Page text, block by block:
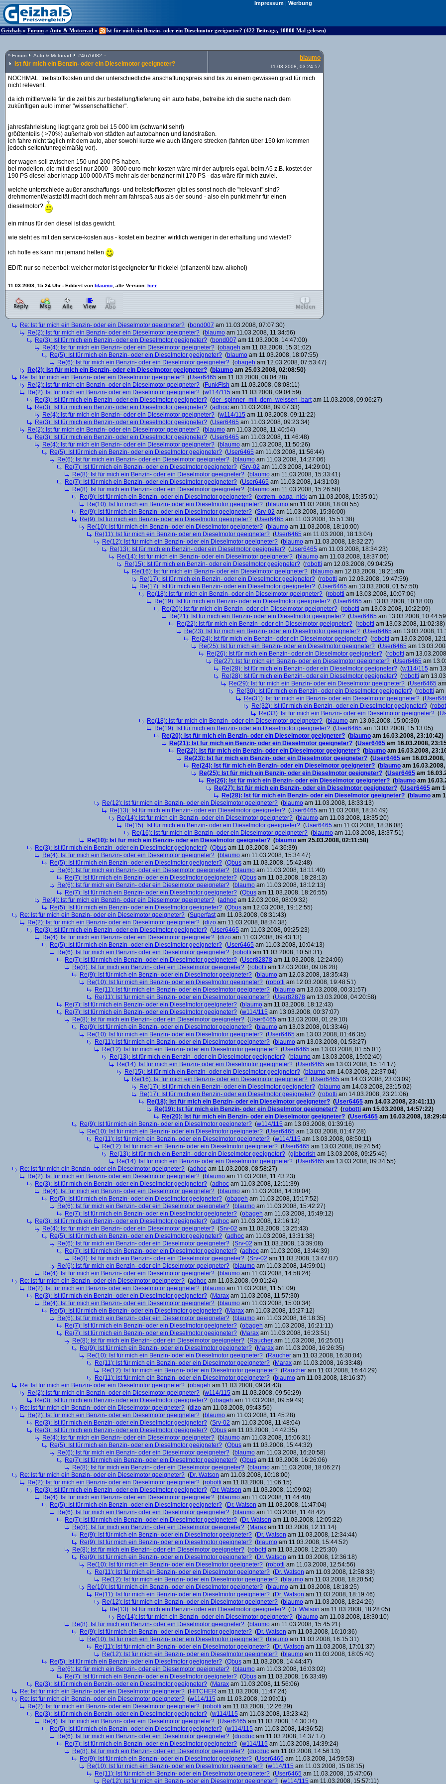
Impressum| Werbung
Geizhals » Forum » Auto & Motorrad » Ist für mich ein Benzin- oder ein Dieselmotor geeigneter? (422 Beiträge, 10800 Mal gelesen)
^ Forum Auto & Motorrad #4676082
Ist für mich ein Benzin- oder ein Dieselmotor geeigneter?
blaumo
11.03.2008, 03:24:57
NOCHMAL: treibstoffkosten und der unterschiedliche anschaffungspreis sind bis zu einem gewissen grad für mich
nicht relevant.
da ich mittlerweile für die zeit bis zur bestellung/lieferung ein auto habe, betreibe ich die suche nach dem
zukünftigen auto immer "wissenschaftlicher".
jahresfahrleistung liegt ganz grob bei 15 000 km (schwankt sehr!)
größtenteils ( >70%) außerhalb von städten auf autobahnen und landstraßen.
ich fahre nicht täglich mit dem auto, aber sowohl kurze wie auch längere strecken (fahrten über 150 km kommen
jedoch selten/unregelmäßig vor).
der wagen soll zwischen 150 und 200 PS haben.
bei modellen, die mit diesel nur 2000 - 3000 euro mehr kosten wäre mir der aufpreis egal. beim A5 z.B. kostet der
190 PS diesel aber knapp 100 000 ATS mehr als der benziner mit 170 PS - das wäre für mich zuviel.
welche unterschiede außer anschaffungs- und treibstoffkosten gibt es sonst noch die "relevant" sind?
drehmoment/elastizität macht doch mehr am fahrspaß aus als der sound - also ein punkt mehr für einen
dieselmotor?
ein minus für den diesel ist das gewicht.
wie sieht es mit den service-kosten aus - kostet ein beziner wirklich weniger in der erhaltung und wieviel?
ich hoffe es kann mir jemand helfen
EDIT: nur so nebenbei: welcher motor ist geeigneter für frickelei (pflanzenöl bzw. alkohol)
11.03.2008, 15:24 Uhr - Editiert von blaumo , alte Version: hier
Re: Ist für mich ein Benzin- oder ein Dieselmotor geeigneter? (bond007 am 11.03.2008, 07:07:30)
Re(2): Ist für mich ein Benzin- oder ein Dieselmotor geeigneter? (blaumo am 11.03.2008, 11:34:56)
Re(3): Ist für mich ein Benzin- oder ein Dieselmotor geeigneter? (bond007 am 11.03.2008, 14:47:00)
Re(4): Ist für mich ein Benzin- oder ein Dieselmotor geeigneter? (obageh am 11.03.2008, 15:31:02)
Re(5): Ist für mich ein Benzin- oder ein Dieselmotor geeigneter? (blaumo am 11.03.2008, 18:07:55)
Re(6): Ist für mich ein Benzin- oder ein Dieselmotor geeigneter? (obageh am 12.03.2008, 07:53:47)
Re(2): Ist für mich ein Benzin- oder ein Dieselmotor geeigneter? (blaumo am 25.03.2008, 02:08:50)
Re: Ist für mich ein Benzin- oder ein Dieselmotor geeigneter? (User6465 am 11.03.2008, 08:04:28)
Re(2): Ist für mich ein Benzin- oder ein Dieselmotor geeigneter? (FunkFish am 11.03.2008, 08:08:11)
Re(2): Ist für mich ein Benzin- oder ein Dieselmotor geeigneter? (w114/115 am 11.03.2008, 09:04:59)
Re(3): Ist für mich ein Benzin- oder ein Dieselmotor geeigneter? (der_spinner_mit_dem_weissen_bartam 11.03.2008, 09:06:27)
Re(3): Ist für mich ein Benzin- oder ein Dieselmotor geeigneter? (adhoc am 11.03.2008, 09:07:33)
Re(4): Ist für mich ein Benzin- oder ein Dieselmotor geeigneter? (w114/115 am 11.03.2008, 09:11:22)
Re(3): Ist für mich ein Benzin- oder ein Dieselmotor geeigneter? (User6465 am 11.03.2008, 09:23:34)
Re(2): Ist für mich ein Benzin- oder ein Dieselmotor geeigneter? (blaumo am 11.03.2008, 11:40:54)
Re(3): Ist für mich ein Benzin- oder ein Dieselmotor geeigneter? (User6465 am 11.03.2008, 11:46:48)
Re(4): Ist für mich ein Benzin- oder ein Dieselmotor geeigneter? (blaumo am 11.03.2008, 11:50:26)
Re(5): Ist für mich ein Benzin- oder ein Dieselmotor geeigneter? (User6465 am 11.03.2008, 11:56:44)
Re(6): Ist für mich ein Benzin- oder ein Dieselmotor geeigneter? (blaumo am 11.03.2008, 14:27:06)
Re(7): Ist für mich ein Benzin- oder ein Dieselmotor geeigneter? (Srv-02 am 11.03.2008, 14:29:01)
Re(8): Ist für mich ein Benzin- oder ein Dieselmotor geeigneter? (blaumo am 11.03.2008, 15:33:41)
Re(7): Ist für mich ein Benzin- oder ein Dieselmotor geeigneter? (User6465 am 11.03.2008, 14:31:03)
Re(8): Ist für mich ein Benzin- oder ein Dieselmotor geeigneter? (blaumo am 11.03.2008, 15:26:58)
Re(9): Ist für mich ein Benzin- oder ein Dieselmotor geeigneter? (extrem_oaga_nick am 11.03.2008, 15:35:01)
Re(10): Ist für mich ein Benzin- oder ein Dieselmotor geeigneter? (blaumo am 11.03.2008, 18:08:55)
Re(9): Ist für mich ein Benzin- oder ein Dieselmotor geeigneter? (Srv-02 am 11.03.2008, 15:36:00)
Re(9): Ist für mich ein Benzin- oder ein Dieselmotor geeigneter? (User6465 am 11.03.2008, 15:51:38)
Re(10): Ist für mich ein Benzin- oder ein Dieselmotor geeigneter? (blaumo am 11.03.2008, 18:10:00)
Re(11): Ist für mich ein Benzin- oder ein Dieselmotor geeigneter? (User6465 am 11.03.2008, 18:13:04)
Re(12): Ist für mich ein Benzin- oder ein Dieselmotor geeigneter? (blaumo am 11.03.2008, 18:32:27)
Re(13): Ist für mich ein Benzin- oder ein Dieselmotor geeigneter? (User6465 am 11.03.2008, 18:34:23)
Re(14): Ist für mich ein Benzin- oder ein Dieselmotor geeigneter? (blaumo am 11.03.2008, 18:37:06)
Re(15): Ist für mich ein Benzin- oder ein Dieselmotor geeigneter? (robotti am 12.03.2008, 09:04:25)
Re(16): Ist für mich ein Benzin- oder ein Dieselmotor geeigneter? (blaumo am 12.03.2008, 18:21:40)
Re(17): Ist für mich ein Benzin- oder ein Dieselmotor geeigneter? (robotti am 12.03.2008, 19:47:59)
Re(17): Ist für mich ein Benzin- oder ein Dieselmotor geeigneter? (User6465 am 13.03.2008, 01:57:50)
Re(18): Ist für mich ein Benzin- oder ein Dieselmotor geeigneter? (robotti am 13.03.2008, 10:07:06)
Re(19): Ist für mich ein Benzin- oder ein Dieselmotor geeigneter? (User6465 am 13.03.2008, 10:18:00)
Re(20): Ist für mich ein Benzin- oder ein Dieselmotor geeigneter? (robotti am 13.03.2008, 10:22:09)
Re(21): Ist für mich ein Benzin- oder ein Dieselmotor geeigneter? (User6465 am 13.03.2008,
Re(22): Ist für mich ein Benzin- oder ein Dieselmotor geeigneter? (robotti am 13.03.2008, 11:02:38)
Re(23): Ist für mich ein Benzin- oder ein Dieselmotor geeigneter? (User6465 am 13.03.2008,
Re(24): Ist für mich ein Benzin- oder ein Dieselmotor geeigneter? (robotti am 13.03.2008,
Re(25): Ist für mich ein Benzin- oder ein Dieselmotor geeigneter? (User6465 am
Re(26): Ist für mich ein Benzin- oder ein Dieselmotor geeigneter? (robotti am
Re(27): Ist für mich ein Benzin- oder ein Dieselmotor geeigneter? (User6465 am
Re(28): Ist für mich ein Benzin- oder ein Dieselmotor geeigneter? (w114/115 am
Re(28): Ist für mich ein Benzin- oder ein Dieselmotor geeigneter? (robotti am
Re(29): Ist für mich ein Benzin- oder ein Dieselmotor geeigneter? (User6465
Re(30): Ist für mich ein Benzin- oder ein Dieselmotor geeigneter? (robotti am
Re(31): Ist für mich ein Benzin- oder ein Dieselmotor geeigneter? (
Re(32): Ist für mich ein Benzin- oder ein Dieselmotor geeigneter? (
Re(33): Ist für mich ein Benzin- oder ein Dieselmotor geeigneter? (
Re(18): Ist für mich ein Benzin- oder ein Dieselmotor geeigneter? (blaumo am 13.03.2008, 15:00:30)
Re(19): Ist für mich ein Benzin- oder ein Dieselmotor geeigneter? (User6465 am 13.03.2008, 15:13:05)
Re(20): Ist für mich ein Benzin- oder ein Dieselmotor geeigneter? (blaumo am 16.03.2008, 23:10:42)
Re(21): Ist für mich ein Benzin- oder ein Dieselmotor geeigneter? (User6465 am 16.03.2008,
Re(22): Ist für mich ein Benzin- oder ein Dieselmotor geeigneter? (blaumo am 16.03.2008,
Re(23): Ist für mich ein Benzin- oder ein Dieselmotor geeigneter? (User6465 am
Re(24): Ist für mich ein Benzin- oder ein Dieselmotor geeigneter? (blaumo am
Re(25): Ist für mich ein Benzin- oder ein Dieselmotor geeigneter? (User6465 am
Re(26): Ist für mich ein Benzin- oder ein Dieselmotor geeigneter? (blaumo am
Re(27): Ist für mich ein Benzin- oder ein Dieselmotor geeigneter? (User6465 am
Re(28): Ist für mich ein Benzin- oder ein Dieselmotor geeigneter? (blaumo am
Re(12): Ist für mich ein Benzin- oder ein Dieselmotor geeigneter? (blaumo am 11.03.2008, 18:33:13)
Re(13): Ist für mich ein Benzin- oder ein Dieselmotor geeigneter? (User6465 am 11.03.2008, 18:34:49)
Re(14): Ist für mich ein Benzin- oder ein Dieselmotor geeigneter? (blaumo am 11.03.2008, 18:35:20)
Re(15): Ist für mich ein Benzin- oder ein Dieselmotor geeigneter? (User6465 am 11.03.2008, 18:36:08)
Re(16): Ist für mich ein Benzin- oder ein Dieselmotor geeigneter? (blaumo am 11.03.2008, 18:37:51)
Re(10): Ist für mich ein Benzin- oder ein Dieselmotor geeigneter? (blaumo am 25.03.2008, 02:11:58)
Re(3): Ist für mich ein Benzin- oder ein Dieselmotor geeigneter? (Qbus am 11.03.2008, 14:36:39)
Re(4): Ist für mich ein Benzin- oder ein Dieselmotor geeigneter? (blaumo am 11.03.2008, 15:34:47)
Re(5): Ist für mich ein Benzin- oder ein Dieselmotor geeigneter? (Qbus am 11.03.2008, 15:42:48)
Re(6): Ist für mich ein Benzin- oder ein Dieselmotor geeigneter? (blaumo am 11.03.2008, 18:11:40)
Re(7): Ist für mich ein Benzin- oder ein Dieselmotor geeigneter? (Qbus am 11.03.2008, 18:28:13)
Re(6): Ist für mich ein Benzin- oder ein Dieselmotor geeigneter? (blaumo am 11.03.2008, 18:12:13)
Re(7): Ist für mich ein Benzin- oder ein Dieselmotor geeigneter? (Qbus am 11.03.2008, 18:26:55)
Re(4): Ist für mich ein Benzin- oder ein Dieselmotor geeigneter? (adhoc am 12.03.2008, 08:09:32)
Re(5): Ist für mich ein Benzin- oder ein Dieselmotor geeigneter? (Qbus am 12.03.2008, 19:12:55)
Re: Ist für mich ein Benzin- oder ein Dieselmotor geeigneter? (Superfastam 11.03.2008, 08:31:43)
Re(2): Ist für mich ein Benzin- oder ein Dieselmotor geeigneter? (dizo am 11.03.2008, 08:34:38)
Re(3): Ist für mich ein Benzin- oder ein Dieselmotor geeigneter? (User6465 am 11.03.2008, 09:25:23)
Re(4): Ist für mich ein Benzin- oder ein Dieselmotor geeigneter? (dizo am 11.03.2008, 09:43:13)
Re(5): Ist für mich ein Benzin- oder ein Dieselmotor geeigneter? (User6465 am 11.03.2008, 10:04:13)
Re(6): Ist für mich ein Benzin- oder ein Dieselmotor geeigneter? (robotti am 11.03.2008, 10:58:31)
Re(7): Ist für mich ein Benzin- oder ein Dieselmotor geeigneter? (User82878 am 11.03.2008, 12:24:06)
Re(8): Ist für mich ein Benzin- oder ein Dieselmotor geeigneter? (robotti am 12.03.2008, 09:06:28)
Re(9): Ist für mich ein Benzin- oder ein Dieselmotor geeigneter? (blaumo am 12.03.2008, 18:35:43)
Re(10): Ist für mich ein Benzin- oder ein Dieselmotor geeigneter? (robotti am 12.03.2008, 19:48:51)
Re(11): Ist für mich ein Benzin- oder ein Dieselmotor geeigneter? (blaumo am 13.03.2008, 00:31:57)
Re(11): Ist für mich ein Benzin- oder ein Dieselmotor geeigneter? (User82878 am 13.03.2008, 04:20:58)
Re(7): Ist für mich ein Benzin- oder ein Dieselmotor geeigneter? (blaumo am 11.03.2008, 18:12:43)
Re(7): Ist für mich ein Benzin- oder ein Dieselmotor geeigneter? (w114/115 am 13.03.2008, 00:37:07)
Re(8): Ist für mich ein Benzin- oder ein Dieselmotor geeigneter? (User6465 am 13.03.2008, 01:29:10)
Re(9): Ist für mich ein Benzin- oder ein Dieselmotor geeigneter? (blaumo am 13.03.2008, 01:33:46)
Re(10): Ist für mich ein Benzin- oder ein Dieselmotor geeigneter? (User6465 am 13.03.2008, 01:46:35)
Re(11): Ist für mich ein Benzin- oder ein Dieselmotor geeigneter? (blaumo am 13.03.2008, 01:53:27)
Re(12): Ist für mich ein Benzin- oder ein Dieselmotor geeigneter? (User6465 am 13.03.2008, 01:55:01)
Re(13): Ist für mich ein Benzin- oder ein Dieselmotor geeigneter? (blaumo am 13.03.2008, 15:02:40)
Re(14): Ist für mich ein Benzin- oder ein Dieselmotor geeigneter? (User6465 am 13.03.2008, 15:14:17)
Re(15): Ist für mich ein Benzin- oder ein Dieselmotor geeigneter? (blaumo am 14.03.2008, 22:37:04)
Re(16): Ist für mich ein Benzin- oder ein Dieselmotor geeigneter? (User6465 am 14.03.2008, 23:03:09)
Re(17): Ist für mich ein Benzin- oder ein Dieselmotor geeigneter? (blaumo am 14.03.2008, 23:15:02)
Re(17): Ist für mich ein Benzin- oder ein Dieselmotor geeigneter? (robotti am 14.03.2008, 23:21:06)
Re(18): Ist für mich ein Benzin- oder ein Dieselmotor geeigneter? (User6465 am 14.03.2008, 23:41:11)
Re(19): Ist für mich ein Benzin- oder ein Dieselmotor geeigneter? (robotti am 15.03.2008, 14:57:22)
Re(20): Ist für mich ein Benzin- oder ein Dieselmotor geeigneter? (User6465 am 16.03.2008,
Re(9): Ist für mich ein Benzin- oder ein Dieselmotor geeigneter? (w114/115 am 13.03.2008, 01:39:16)
Re(10): Ist für mich ein Benzin- oder ein Dieselmotor geeigneter? (User6465 am 13.03.2008, 01:47:28)
Re(11): Ist für mich ein Benzin- oder ein Dieselmotor geeigneter? (w114/115 am 13.03.2008, 08:50:11)
Re(12): Ist für mich ein Benzin- oder ein Dieselmotor geeigneter? (User6465 am 13.03.2008, 09:24:54)
Re(13): Ist für mich ein Benzin- oder ein Dieselmotor geeigneter? (gibberish am 13.03.2008, 09:25:46)
Re(14): Ist für mich ein Benzin- oder ein Dieselmotor geeigneter? (User6465 am 13.03.2008, 09:34:55)
Re: Ist für mich ein Benzin- oder ein Dieselmotor geeigneter? (adhoc am 11.03.2008, 08:58:27)
Re(2): Ist für mich ein Benzin- oder ein Dieselmotor geeigneter? (blaumo am 11.03.2008, 11:43:23)
Re(3): Ist für mich ein Benzin- oder ein Dieselmotor geeigneter? (adhoc am 11.03.2008, 12:11:39)
Re(4): Ist für mich ein Benzin- oder ein Dieselmotor geeigneter? (blaumo am 11.03.2008, 14:30:04)
Re(5): Ist für mich ein Benzin- oder ein Dieselmotor geeigneter? (obageh am 11.03.2008, 15:17:52)
Re(6): Ist für mich ein Benzin- oder ein Dieselmotor geeigneter? (blaumo am 11.03.2008, 15:42:27)
Re(7): Ist für mich ein Benzin- oder ein Dieselmotor geeigneter? (obageh am 11.03.2008, 15:49:12)
Re(3): Ist für mich ein Benzin- oder ein Dieselmotor geeigneter? (adhoc am 11.03.2008, 12:16:12)
Re(4): Ist für mich ein Benzin- oder ein Dieselmotor geeigneter? (Srv-02 am 11.03.2008, 13:25:43)
Re(5): Ist für mich ein Benzin- oder ein Dieselmotor geeigneter? (adhoc am 11.03.2008, 13:31:38)
Re(6): Ist für mich ein Benzin- oder ein Dieselmotor geeigneter? (Srv-02 am 11.03.2008, 13:39:08)
Re(7): Ist für mich ein Benzin- oder ein Dieselmotor geeigneter? (adhoc am 11.03.2008, 13:44:39)
Re(8): Ist für mich ein Benzin- oder ein Dieselmotor geeigneter? (Srv-02 am 11.03.2008, 13:47:07)
Re(6): Ist für mich ein Benzin- oder ein Dieselmotor geeigneter? (blaumo am 11.03.2008, 14:59:01)
Re(4): Ist für mich ein Benzin- oder ein Dieselmotor geeigneter? (blaumo am 11.03.2008, 14:58:24)
Re: Ist für mich ein Benzin- oder ein Dieselmotor geeigneter? (adhoc am 11.03.2008, 09:01:24)
Re(2): Ist für mich ein Benzin- oder ein Dieselmotor geeigneter? (blaumo am 11.03.2008, 11:51:09)
Re(3): Ist für mich ein Benzin- oder ein Dieselmotor geeigneter? (Marax am 11.03.2008, 11:57:30)
Re(4): Ist für mich ein Benzin- oder ein Dieselmotor geeigneter? (blaumo am 11.03.2008, 15:00:34)
Re(5): Ist für mich ein Benzin- oder ein Dieselmotor geeigneter? (Marax am 11.03.2008, 15:27:12)
Re(6): Ist für mich ein Benzin- oder ein Dieselmotor geeigneter? (blaumo am 11.03.2008, 16:18:35)
Re(7): Ist für mich ein Benzin- oder ein Dieselmotor geeigneter? (obageh am 11.03.2008, 16:21:11)
Re(7): Ist für mich ein Benzin- oder ein Dieselmotor geeigneter? (Marax am 11.03.2008, 16:23:51)
Re(8): Ist für mich ein Benzin- oder ein Dieselmotor geeigneter? (Raucher am 11.03.2008, 16:25:01)
Re(9): Ist für mich ein Benzin- oder ein Dieselmotor geeigneter? (Marax am 11.03.2008, 16:26:35)
Re(10): Ist für mich ein Benzin- oder ein Dieselmotor geeigneter? (Raucher am 11.03.2008, 16:30:04)
Re(11): Ist für mich ein Benzin- oder ein Dieselmotor geeigneter? (Marax am 11.03.2008, 16:33:48)
Re(12): Ist für mich ein Benzin- oder ein Dieselmotor geeigneter? (Raucher am 11.03.2008, 16:44:29)
Re(11): Ist für mich ein Benzin- oder ein Dieselmotor geeigneter? (blaumo am 11.03.2008, 18:16:37)
Re: Ist für mich ein Benzin- oder ein Dieselmotor geeigneter? (obageh am 11.03.2008, 09:34:43)
Re(2): Ist für mich ein Benzin- oder ein Dieselmotor geeigneter? (w114/115 am 11.03.2008, 09:56:29)
Re(3): Ist für mich ein Benzin- oder ein Dieselmotor geeigneter? (obageh am 11.03.2008, 09:59:49)
Re: Ist für mich ein Benzin- oder ein Dieselmotor geeigneter? (dizo am 11.03.2008, 09:43:56)
Re(2): Ist für mich ein Benzin- oder ein Dieselmotor geeigneter? (blaumo am 11.03.2008, 11:45:28)
Re(3): Ist für mich ein Benzin- oder ein Dieselmotor geeigneter? (Srv-02 am 11.03.2008, 11:48:04)
Re(3): Ist für mich ein Benzin- oder ein Dieselmotor geeigneter? (Qbus am 11.03.2008, 14:42:35)
Re(4): Ist für mich ein Benzin- oder ein Dieselmotor geeigneter? (blaumo am 11.03.2008, 15:06:31)
Re(5): Ist für mich ein Benzin- oder ein Dieselmotor geeigneter? (Qbus am 11.03.2008, 15:44:32)
Re(6): Ist für mich ein Benzin- oder ein Dieselmotor geeigneter? (blaumo am 11.03.2008, 16:20:58)
Re(7): Ist für mich ein Benzin- oder ein Dieselmotor geeigneter? (Qbus am 11.03.2008, 16:26:06)
Re(8): Ist für mich ein Benzin- oder ein Dieselmotor geeigneter? (blaumo am 11.03.2008, 18:06:27)
Re: Ist für mich ein Benzin- oder ein Dieselmotor geeigneter? (Dr. Watson am 11.03.2008, 10:18:00)
Re(2): Ist für mich ein Benzin- oder ein Dieselmotor geeigneter? (robotti am 11.03.2008, 11:06:15)
Re(3): Ist für mich ein Benzin- oder ein Dieselmotor geeigneter? (Dr. Watson am 11.03.2008, 11:09:02)
Re(4): Ist für mich ein Benzin- oder ein Dieselmotor geeigneter? (blaumo am 11.03.2008, 11:44:40)
Re(5): Ist für mich ein Benzin- oder ein Dieselmotor geeigneter? (Dr. Watson am 11.03.2008, 11:47:04)
Re(6): Ist für mich ein Benzin- oder ein Dieselmotor geeigneter? (blaumo am 11.03.2008, 11:48:42)
Re(7): Ist für mich ein Benzin- oder ein Dieselmotor geeigneter? (Dr. Watson am 11.03.2008, 12:05:22)
Re(8): Ist für mich ein Benzin- oder ein Dieselmotor geeigneter? (Marax am 11.03.2008, 12:11:14)
Re(9): Ist für mich ein Benzin- oder ein Dieselmotor geeigneter? (Dr. Watson am 11.03.2008, 12:34:44)
Re(9): Ist für mich ein Benzin- oder ein Dieselmotor geeigneter? (blaumo am 11.03.2008, 15:44:52)
Re(8): Ist für mich ein Benzin- oder ein Dieselmotor geeigneter? (robotti am 11.03.2008, 12:25:30)
Re(9): Ist für mich ein Benzin- oder ein Dieselmotor geeigneter? (Dr. Watson am 11.03.2008, 12:36:18)
Re(10): Ist für mich ein Benzin- oder ein Dieselmotor geeigneter? (robotti am 11.03.2008, 12:54:56)
Re(11): Ist für mich ein Benzin- oder ein Dieselmotor geeigneter? (Dr. Watson am 11.03.2008, 12:58:33)
Re(12): Ist für mich ein Benzin- oder ein Dieselmotor geeigneter? (blaumo am 11.03.2008, 18:20:54)
Re(10): Ist für mich ein Benzin- oder ein Dieselmotor geeigneter? (blaumo am 11.03.2008, 18:18:25)
Re(11): Ist für mich ein Benzin- oder ein Dieselmotor geeigneter? (Dr. Watson am 11.03.2008, 18:19:46)
Re(12): Ist für mich ein Benzin- oder ein Dieselmotor geeigneter? (blaumo am 11.03.2008, 18:24:26)
Re(13): Ist für mich ein Benzin- oder ein Dieselmotor geeigneter? (Dr. Watson am 11.03.2008, 18:28:05)
Re(14): Ist für mich ein Benzin- oder ein Dieselmotor geeigneter? (blaumo am 11.03.2008, 18:30:10)
Re(8): Ist für mich ein Benzin- oder ein Dieselmotor geeigneter? (blaumo am 11.03.2008, 15:45:21)
Re(9): Ist für mich ein Benzin- oder ein Dieselmotor geeigneter? (Dr. Watson am 11.03.2008, 16:10:36)
Re(10): Ist für mich ein Benzin- oder ein Dieselmotor geeigneter? (blaumo am 11.03.2008, 16:15:31)
Re(11): Ist für mich ein Benzin- oder ein Dieselmotor geeigneter? (Dr. Watson am 11.03.2008, 17:01:37)
Re(12): Ist für mich ein Benzin- oder ein Dieselmotor geeigneter? (blaumo am 11.03.2008, 18:05:40)
Re(5): Ist für mich ein Benzin- oder ein Dieselmotor geeigneter? (Qbus am 11.03.2008, 14:44:47)
Re(6): Ist für mich ein Benzin- oder ein Dieselmotor geeigneter? (blaumo am 11.03.2008, 16:03:02)
Re(7): Ist für mich ein Benzin- oder ein Dieselmotor geeigneter? (Qbus am 11.03.2008, 16:33:49)
Re(3): Ist für mich ein Benzin- oder ein Dieselmotor geeigneter? (Marax am 11.03.2008, 11:56:06)
Re: Ist für mich ein Benzin- oder ein Dieselmotor geeigneter? (HITCHER am 11.03.2008, 11:47:24)
Re: Ist für mich ein Benzin- oder ein Dieselmotor geeigneter? (w114/115 am 11.03.2008, 12:09:01)
Re(2): Ist für mich ein Benzin- oder ein Dieselmotor geeigneter? (robotti am 11.03.2008, 12:26:29)
Re(3): Ist für mich ein Benzin- oder ein Dieselmotor geeigneter? (w114/115 am 11.03.2008, 13:23:42)
Re(4): Ist für mich ein Benzin- oder ein Dieselmotor geeigneter? (User6465 am 11.03.2008, 14:30:34)
Re(5): Ist für mich ein Benzin- oder ein Dieselmotor geeigneter? (w114/115 am 11.03.2008, 14:36:52)
Re(6): Ist für mich ein Benzin- oder ein Dieselmotor geeigneter? (ducduc am 11.03.2008, 14:37:17)
Re(7): Ist für mich ein Benzin- oder ein Dieselmotor geeigneter? (w114/115 am 11.03.2008, 14:39:24)
Re(8): Ist für mich ein Benzin- oder ein Dieselmotor geeigneter? (ducduc am 11.03.2008, 14:56:13)
Re(9): Ist für mich ein Benzin- oder ein Dieselmotor geeigneter? (User6465 am 11.03.2008, 14:59:53)
Re(10): Ist für mich ein Benzin- oder ein Dieselmotor geeigneter? (w114/115 am 11.03.2008, 15:08:15)
Re(11): Ist für mich ein Benzin- oder ein Dieselmotor geeigneter? (User6465 am 11.03.2008, 15:47:06)
Re(12): Ist für mich ein Benzin- oder ein Dieselmotor geeigneter? (w114/115 am 11.03.2008, 15:57:11)